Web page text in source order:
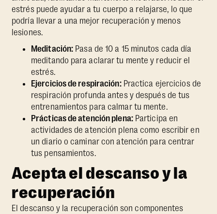
estrés puede ayudar a tu cuerpo a relajarse, lo que
podría llevar a una mejor recuperación y menos
lesiones.
Meditación: Pasa de 10 a 15 minutos cada día
meditando para aclarar tu mente y reducir el
estrés.
Ejercicios de respiración:Practica ejercicios de
respiración profunda antes y después de tus
entrenamientos para calmar tu mente.
Prácticas de atención plena:Participa en
actividades de atención plena como escribir en
un diario o caminar con atención para centrar
tus pensamientos.
Acepta el descanso y la
recuperación
El descanso y la recuperación son componentes